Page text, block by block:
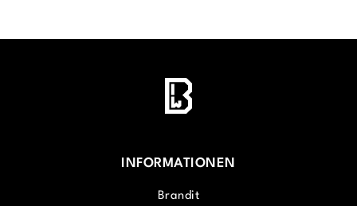
INFORMATIONEN
Brandit